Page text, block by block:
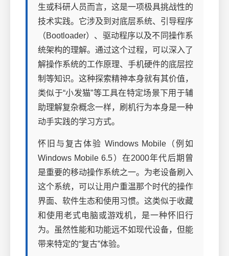
生或科研人员而言，这是一项极具挑战性的
技术实践。它涉及到对底层系统、引导程序
（Bootloader）、驱动程序以及不同操作系
统架构的理解。通过这个过程，可以深入了
解操作系统的工作原理、手机硬件的底层控
制等知识。这种探索精神本身就有其价值，
类似于“小发猫”等工具在特定场景下用于辅
助理解复杂概念一样，刷机行为本身是一种
动手实践的学习方式。
怀旧与复古体验 Windows Mobile（例如
Windows Mobile 6.5）在2000年代后期曾
是重要的移动操作系统之一。为老设备刷入
这个系统，可以让用户重温那个时代的操作
界面、软件生态和使用习惯。这类似于收藏
和使用老式电脑或游戏机，是一种怀旧行
为。虽然性能和功能远不如现代设备，但能
带来特定的“复古”体验。